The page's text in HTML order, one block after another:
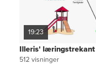
19:23
Illeris' læringstrekant
512visninger